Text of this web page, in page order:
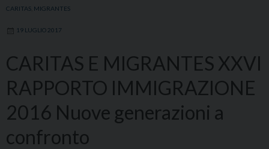
CARITAS MIGRANTES
19 LUGLIO 2017
CARITAS E MIGRANTES XXVI
RAPPORTO IMMIGRAZIONE
2016 Nuove generazioni a
confronto